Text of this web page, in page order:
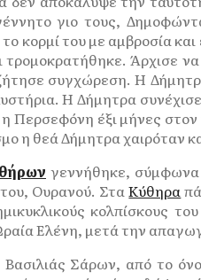
γιο τους,
κορμί του με αμβροσία
τρομοκρατήθηκε. Άρχισε
συγχώρεση. Η
Η Δήμητρα
έξι μήνες
η θεά Δήμητρα χαιρόταν
γεννήθηκε, σύμφωνα
Ουρανού. ΣταΚύθηρα
κολπίσκους
Ελένη, μετά την
Βασιλιάς Σάρων, από το